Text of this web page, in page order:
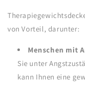
von Vorteil, darunter:
Menschen mit
Sie unter
kann Ihnen eine